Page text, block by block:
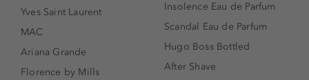
Yves Saint Laurent
MAC
Ariana Grande
Florence by Mills
Insolence Eau de Parfum
Scandal Eau de Parfum
Hugo Boss Bottled
After Shave